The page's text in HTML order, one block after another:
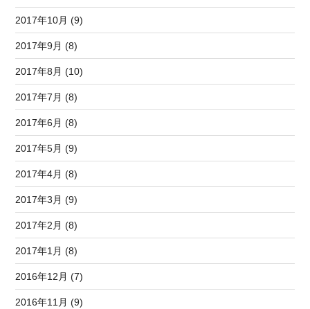
2017年10月 (9)
2017年9月 (8)
2017年8月 (10)
2017年7月 (8)
2017年6月 (8)
2017年5月 (9)
2017年4月 (8)
2017年3月 (9)
2017年2月 (8)
2017年1月 (8)
2016年12月 (7)
2016年11月 (9)